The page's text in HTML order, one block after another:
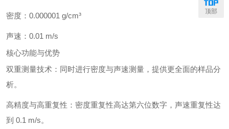
密度：0.000001 g/cm³
声速：0.01 m/s
核心功能与优势
双重测量技术：同时进行密度与声速测量，提供更全面的样品分
析。
高精度与高重复性：密度重复性高达第六位数字，声速重复性达
到 0.1 m/s。
顶部